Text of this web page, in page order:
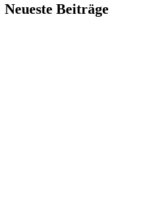
Neueste Beiträge